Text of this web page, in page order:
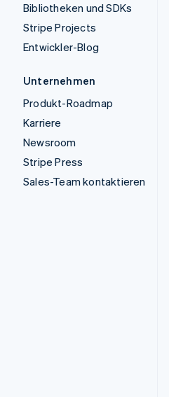
Bibliotheken und SDKs
Stripe Projects
Entwickler-Blog
Unternehmen
Produkt-Roadmap
Karriere
Newsroom
Stripe Press
Sales-Team kontaktieren